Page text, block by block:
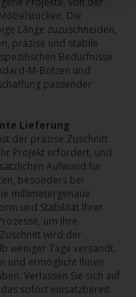
Die
Länge zuzuschneiden,
präzise und stabile
Bedürfnisse
M-Bolzen und
passender
Lieferung
der präzise Zuschnitt
Projekt erfordert, und
Aufwand für
besonders bei
millimetergenaue
und Stabilität Ihrer
um Ihre
wird der
weniger Tage versandt.
und ermöglicht Ihnen
Verlassen Sie sich auf
sofort einsatzbereit